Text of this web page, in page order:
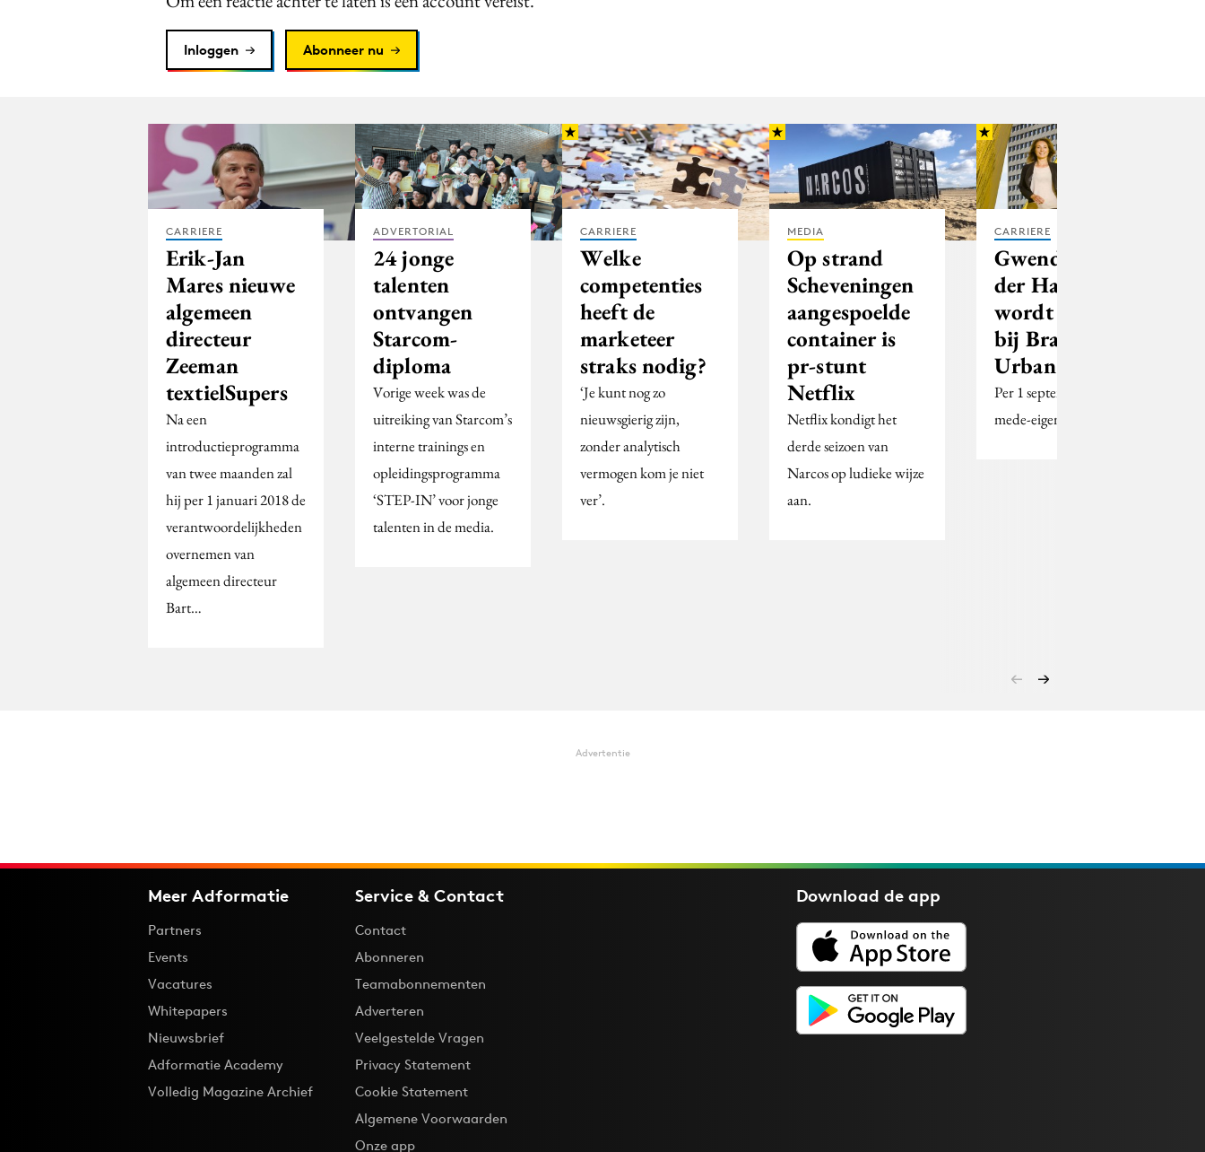
Inloggen Abonneer nu
CARRIERE
Erik-Jan
Mares nieuwe
algemeen
directeur
Zeeman
textielSupers
Na een
introductieprogramma
van twee maanden zal
hij per 1 januari 2018 de
verantwoordelijkheden
overnemen van
algemeen directeur
Bart…
ADVERTORIAL
24 jonge
talenten
ontvangen
Starcom-
diploma
Vorige week was de
uitreiking van Starcom’s
interne trainings en
opleidingsprogramma
‘STEP-IN’ voor jonge
talenten in de media.
CARRIERE
Welke
competenties
heeft de
marketeer
straks nodig?
‘Je kunt nog zo
nieuwsgierig zijn,
zonder analytisch
vermogen kom je niet
ver’.
MEDIA
Op strand
Scheveningen
aangespoelde
container is
pr-stunt
Netflix
Netflix kondigt het
derde seizoen van
Narcos op ludieke wijze
aan.
CARRIERE
Gwenda van
der Ham
wordt partner
bij Brand the
Urban Agency
Per 1 september is zij
mede-eigenaar
Advertentie
Meer Adformatie
Partners
Events
Vacatures
Whitepapers
Nieuwsbrief
Adformatie Academy
Volledig Magazine Archief
Service & Contact
Contact
Abonneren
Teamabonnementen
Adverteren
Veelgestelde Vragen
Privacy Statement
Cookie Statement
Algemene Voorwaarden
Onze app
Download deapp